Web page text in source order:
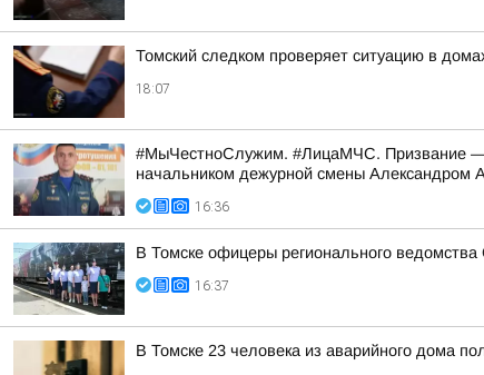
Томский следком проверяет ситуацию в
18:07
#МыЧестноСлужим. #ЛицаМЧС. Призвание —
начальником дежурной смены Александром
16:36
В Томске офицеры регионального
16:37
В Томске 23 человека из аварийного дома